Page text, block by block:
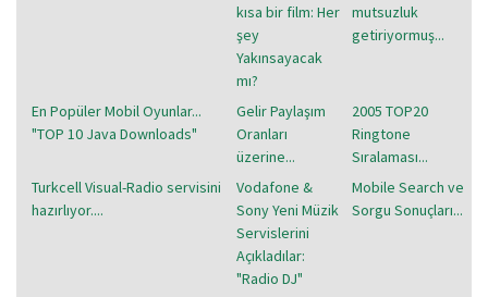
kısa bir film: Her
şey
Yakınsayacak
mı?
mutsuzluk
getiriyormuş...
En Popüler Mobil Oyunlar...
"TOP 10 Java Downloads"
Gelir Paylaşım
Oranları
üzerine...
2005 TOP20
Ringtone
Sıralaması...
Turkcell Visual-Radio servisini
hazırlıyor....
Vodafone &
Sony Yeni Müzik
Servislerini
Açıkladılar:
"Radio DJ"
Mobile Search ve
Sorgu Sonuçları...